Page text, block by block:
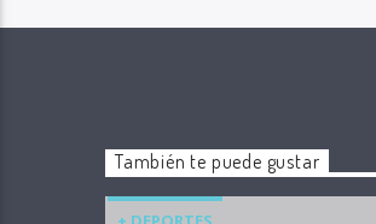
También te puede gustar